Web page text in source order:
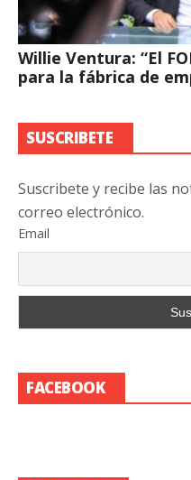
Willie Ventura: “El
para la fábrica de
SUSCRIBETE
Suscribete y recibe las
correo electrónico.
Email
FACEBOOK